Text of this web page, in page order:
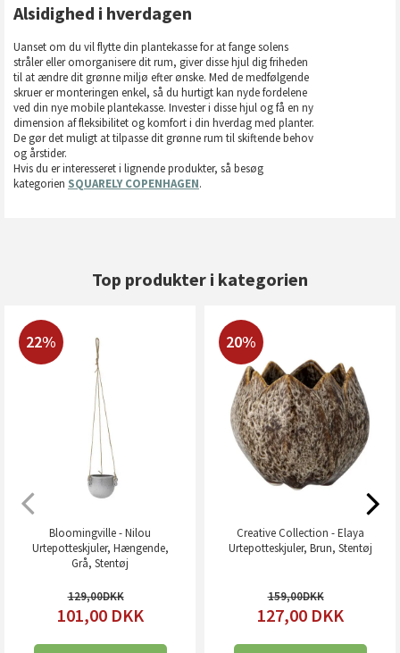
Alsidighed i hverdagen
Uanset om du vil flytte din plantekasse for at fange solens
stråler eller omorganisere dit rum, giver disse hjul dig friheden
til at ændre dit grønne miljø efter ønske. Med de medfølgende
skruer er monteringen enkel, så du hurtigt kan nyde fordelene
ved din nye mobile plantekasse. Invester i disse hjul og få en ny
dimension af fleksibilitet og komfort i din hverdag med planter.
De gør det muligt at tilpasse dit grønne rum til skiftende behov
og årstider.
Hvis du er interesseret i lignende produkter, så besøg
kategorien SQUARELY COPENHAGEN.
Top produkter i kategorien
22%
Bloomingville - Nilou
Urtepotteskjuler, Hængende,
Grå, Stentøj
129,00
101,00 DKK
20%
Creative Collection - Elaya
Urtepotteskjuler, Brun, Stentøj
159,00
127,00 DKK